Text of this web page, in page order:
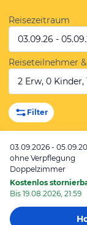
Reisezeitraum
03.09.26 -
Reiseteilnehmer
2 Erw, 0 Kinder,
Filter
03.09.2026 -
ohne Verpflegung
Doppelzimmer
Kostenlos
Bis 19.08.2026, 21:59